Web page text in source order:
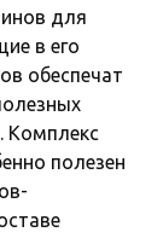
для
в его
обеспечат
Комплекс
полезен